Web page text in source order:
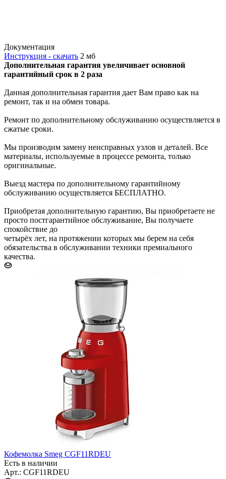
Документация
Инструкция - скачать 2 мб
Дополнительная гарантия увеличивает основной
гарантийный срок в 2 раза
Данная дополнительная гарантия дает Вам право как на
ремонт, так и на обмен товара.
Ремонт по дополнительному обслуживанию осуществляется в
сжатые сроки.
Мы производим замену неисправных узлов и деталей. Все
материалы, используемые в процессе ремонта, только
оригинальные.
Выезд мастера по дополнительному гарантийному
обслуживанию осуществляется БЕСПЛАТНО.
Приобретая дополнительную гарантию, Вы приобретаете не
просто постгарантийное обслуживание, Вы получаете
спокойствие до
четырёх лет, на протяжении которых мы берем на себя
обязательства в обслуживании техники премиального
качества.
Кофемолка Smeg CGF11RDEU
Есть в наличии
Арт.: CGF11RDEU